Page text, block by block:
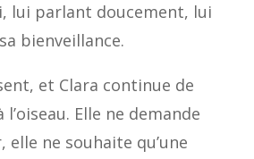
lui parlant doucement, lui
bienveillance.
et Clara continue de
Elle ne demande
ne souhaite qu’une